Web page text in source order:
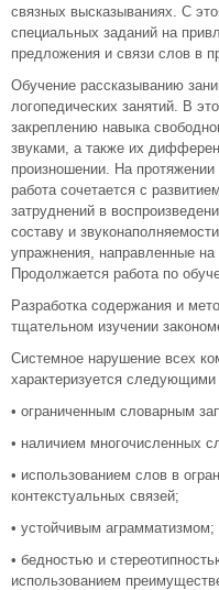
связных высказываниях. С
специальных заданий на
предложения и связи слов в
Обучение рассказыванию
логопедических занятий. В
закреплению навыка
звуками, а также их
произношении. На протяжении
работа сочетается с
затруднений в
составу и
упражнения, направленные на
Продолжается работа по
Разработка содержания и
тщательном изучении
Системное нарушение всех
характеризуется
• ограниченным словарным
• наличием многочисленных
• использованием слов в
контекстуальных связей;
• устойчивым аграмматизмом;
• бедностью и
использованием